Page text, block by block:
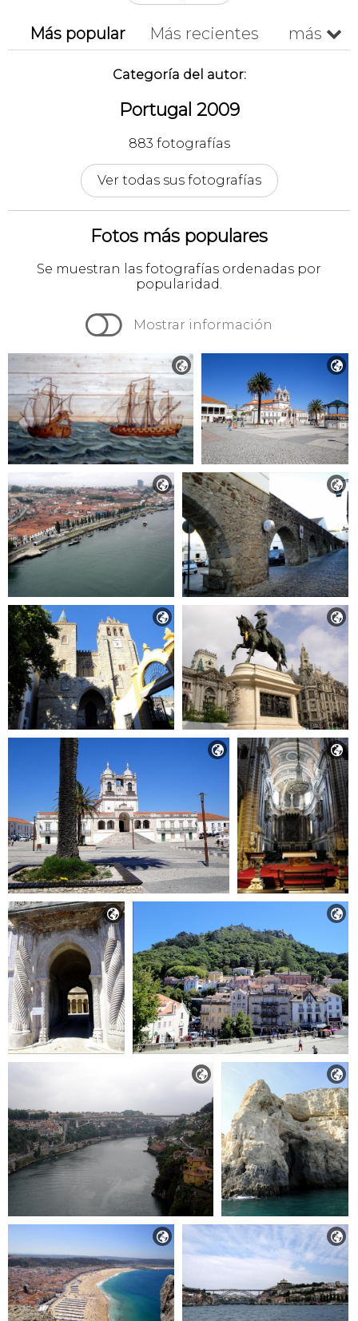
Más popular
Más recientes
Cronológico
A-z Z-a
más 
Categoría del autor:
Portugal 2009
883 fotografías
Ver todas sus fotografías
Fotos más populares
Se muestran las fotografías ordenadas por
popularidad.
 Mostrar información
 
 
 
 
 
 
 